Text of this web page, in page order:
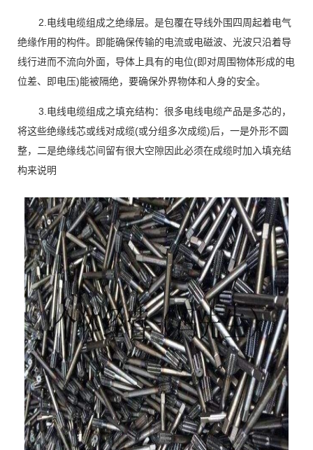
2.电线电缆组成之绝缘层。是包覆在导线外围四周起着电气
绝缘作用的构件。即能确保传输的电流或电磁波、光波只沿着导
线行进而不流向外面，导体上具有的电位(即对周围物体形成的电
位差、即电压)能被隔绝，要确保外界物体和人身的安全。
3.电线电缆组成之填充结构：很多电线电缆产品是多芯的，
将这些绝缘线芯或线对成缆(或分组多次成缆)后，一是外形不圆
整，二是绝缘线芯间留有很大空隙因此必须在成缆时加入填充结
构来说明